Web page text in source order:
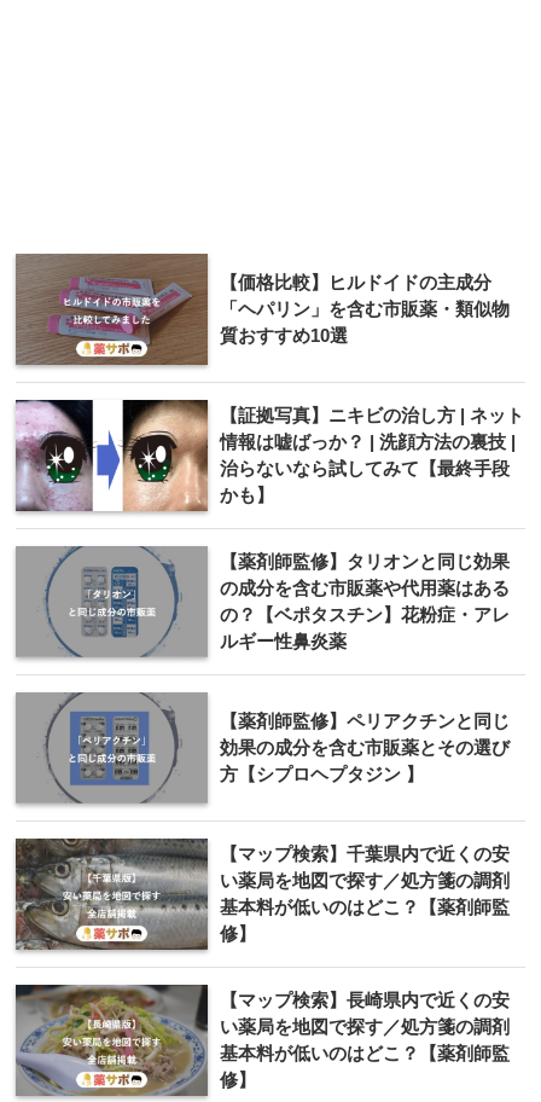
【価格比較】ヒルドイドの主成分
「ヘパリン」を含む市販薬・類似物
質おすすめ10選
【証拠写真】ニキビの治し方 | ネット
情報は嘘ばっか？ | 洗顔方法の裏技 |
治らないなら試してみて【最終手段
かも】
【薬剤師監修】タリオンと同じ効果
の成分を含む市販薬や代用薬はある
の？【ベポタスチン】花粉症・アレ
ルギー性鼻炎薬
【薬剤師監修】ペリアクチンと同じ
効果の成分を含む市販薬とその選び
方【シプロヘプタジン 】
【マップ検索】千葉県内で近くの安
い薬局を地図で探す／処方箋の調剤
基本料が低いのはどこ？【薬剤師監
修】
【マップ検索】長崎県内で近くの安
い薬局を地図で探す／処方箋の調剤
基本料が低いのはどこ？【薬剤師監
修】